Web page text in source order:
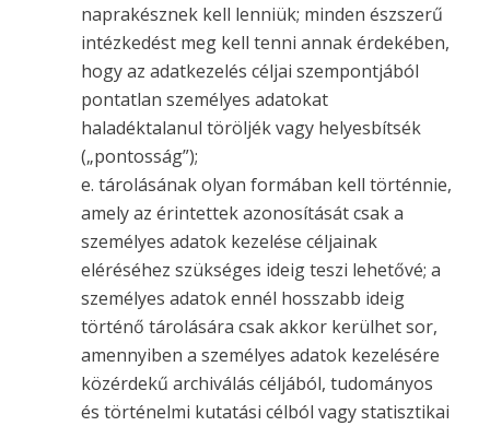
naprakésznek kell lenniük; minden észszerű
intézkedést meg kell tenni annak érdekében,
hogy az adatkezelés céljai szempontjából
pontatlan személyes adatokat
haladéktalanul töröljék vagy helyesbítsék
(„pontosság”);
e. tárolásának olyan formában kell történnie,
amely az érintettek azonosítását csak a
személyes adatok kezelése céljainak
eléréséhez szükséges ideig teszi lehetővé; a
személyes adatok ennél hosszabb ideig
történő tárolására csak akkor kerülhet sor,
amennyiben a személyes adatok kezelésére
közérdekű archiválás céljából, tudományos
és történelmi kutatási célból vagy statisztikai